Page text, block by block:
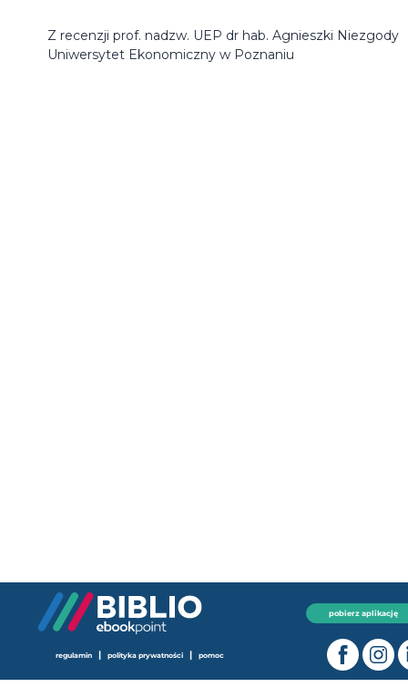
Z recenzji prof. nadzw. UEP dr hab. Agnieszki Niezgody
Uniwersytet Ekonomiczny w Poznaniu
pobierz aplikację
regulamin | polityka prywatności | pomoc